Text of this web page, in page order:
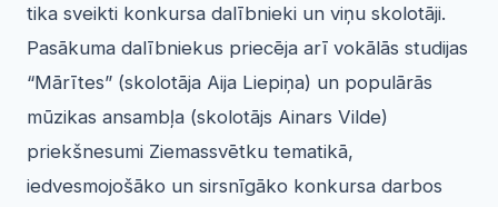
tika sveikti konkursa dalībnieki un viņu skolotāji.
Pasākuma dalībniekus priecēja arī vokālās studijas
“Mārītes” (skolotāja Aija Liepiņa) un populārās
mūzikas ansambļa (skolotājs Ainars Vilde)
priekšnesumi Ziemassvētku tematikā,
iedvesmojošāko un sirsnīgāko konkursa darbos